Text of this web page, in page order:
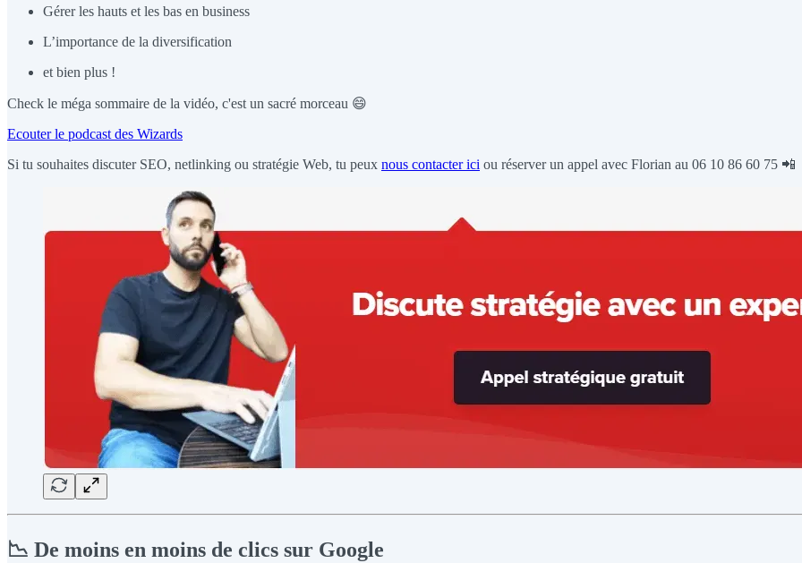
Gérer les hauts et les bas en business
L’importance de la diversification
et bien plus !
Check le méga sommaire de la vidéo, c'est un sacré morceau 😄
Ecouter le podcast des Wizards
Si tu souhaites discuter SEO, netlinking ou stratégie Web, tu peux nous contacter ici ou réserver un appel avec Florian au 06 10 86 60 75 📲
📉 De moins en moins de clics sur Google